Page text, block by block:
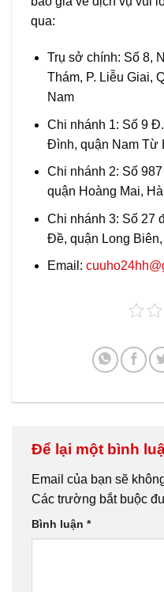
qua:
Trụ sở chính: Số 8,
Thám, P. Liễu Giai,
Nam
Chi nhánh 1: Số 9
Đình, quận Nam Từ
Chi nhánh 2: Số
quận Hoàng Mai,
Chi nhánh 3: Số 27
Đề, quận Long
Email:
Để lại một bình
Email của bạn sẽ
Các trường bắt buộc
Bình luận *